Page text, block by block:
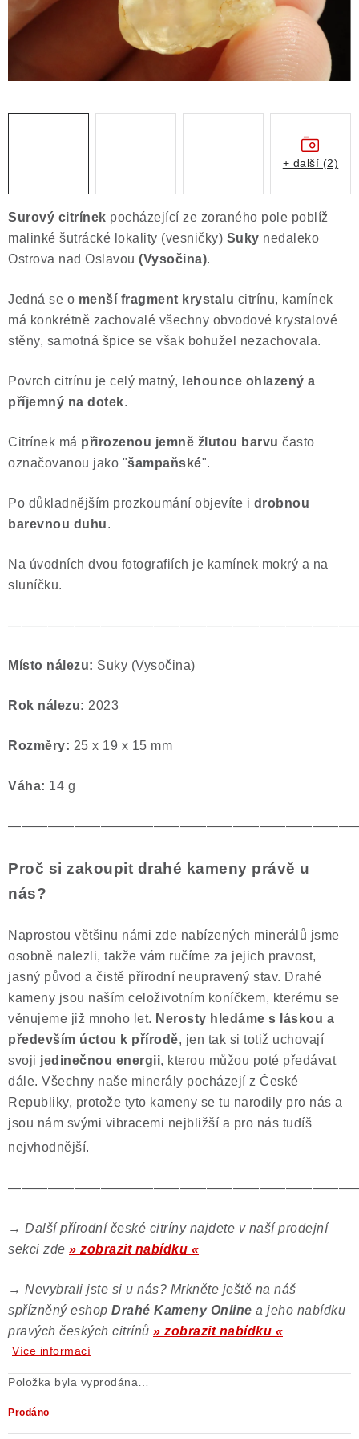
Obchodní podmínky
Podmínky ochrany osobních údajů
Poučení o právu na odstoupení od smlouvy
Výkup minerálů a drahých kamenů
Kontakt
Surový citrínek pocházející ze zoraného pole poblíž
malinké šutrácké lokality (vesničky) Suky nedaleko
Ostrova nad Oslavou (Vysočina).
Jedná se o menší fragment krystalu citrínu, kamínek
má konkrétně zachovalé všechny obvodové krystalové
stěny, samotná špice se však bohužel nezachovala.
Povrch citrínu je celý matný,
lehounce ohlazený a
příjemný na dotek.
Citrínek má přirozenou jemně žlutou barvu často
označovanou jako "šampaňské".
Po důkladnějším prozkoumání objevíte i drobnou
barevnou duhu.
Na úvodních dvou fotografiích je kamínek mokrý a na
sluníčku.
Místo nálezu: Suky (Vysočina)
Rok nálezu: 2023
Rozměry: 25 x 19 x 15 mm
Váha: 14 g
Proč si zakoupit drahé kameny právě u
nás?
Naprostou většinu námi zde nabízených minerálů jsme
osobně nalezli, takže vám ručíme za jejich pravost,
jasný původ a čistě přírodní neupravený stav. Drahé
kameny jsou naším celoživotním koníčkem, kterému se
věnujeme již mnoho let. Nerosty hledáme s láskou a
především úctou k přírodě, jen tak si totiž uchovají
svoji jedinečnou energii, kterou můžou poté předávat
dále. Všechny naše minerály pocházejí z České
Republiky, protože tyto kameny se tu narodily pro nás a
jsou nám svými vibracemi nejbližší a pro nás tudíš
nejvhodnější.
→ Další přírodní české citríny najdete v naší prodejní
sekci zde » zobrazit nabídku «
→ Nevybrali jste si u nás? Mrkněte ještě na náš
spřízněný eshop Drahé Kameny Online a jeho nabídku
pravých českých citrínů » zobrazit nabídku «
Více informací
Položka byla vyprodána…
Prodáno
+ další (2)